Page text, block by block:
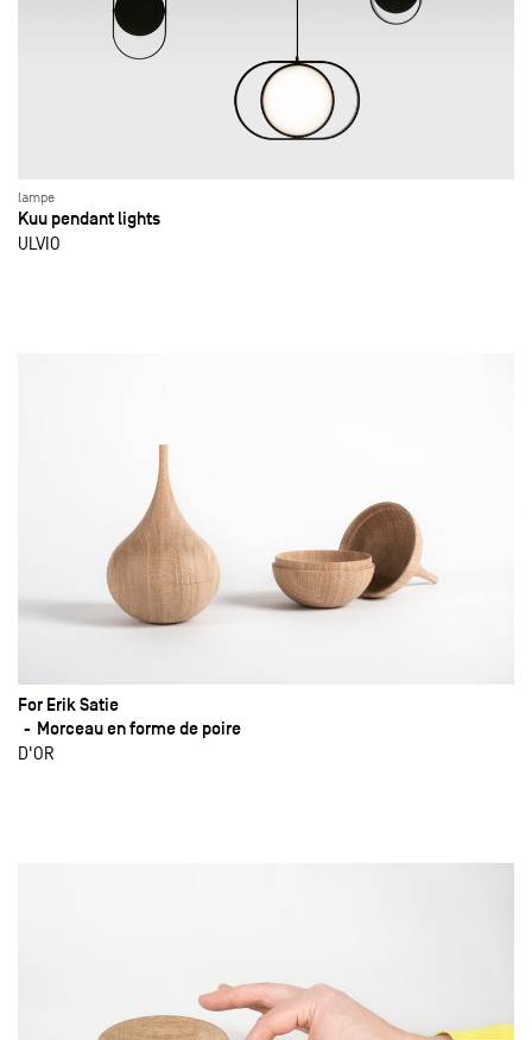
lampe
Kuu pendant lights
ULVIO
For Erik Satie
Morceau en forme de poire
D'OR